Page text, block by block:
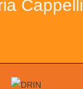
Cappelli